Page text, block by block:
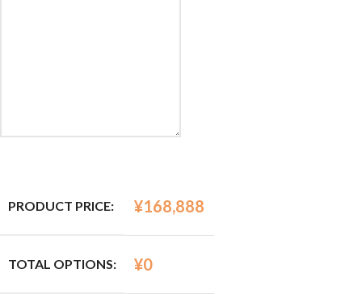
PRODUCT PRICE: ¥168,888
TOTAL OPTIONS: ¥0